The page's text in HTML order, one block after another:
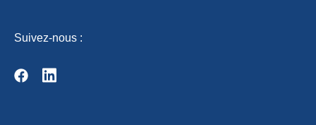
Suivez-nous :